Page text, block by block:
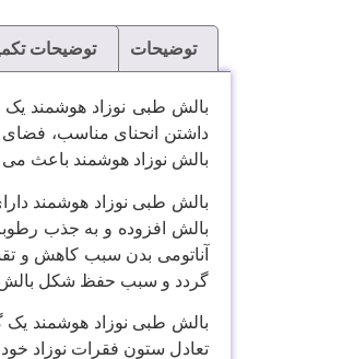
توضیحات توضیحات
بالش طبی نوزاد هوشمند
داشتن انحنای مناسب،
بالش نوزاد هوشمند باعث
بالش طبی نوزاد هوشمند
بالش افزوده و به جذب
آناتومی بدن سبب کاهش و
گردد و سبب حفظ شکل
بالش طبی نوزاد هوشمند یک
تعادل ستون فقرات نوزاد